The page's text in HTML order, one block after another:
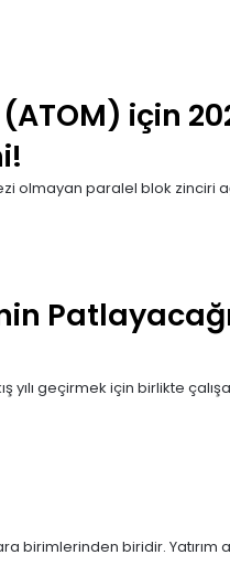
için
olmayan paralel blok zinciri
yılı geçirmek için birlikte
birimlerinden biridir. Yatırım